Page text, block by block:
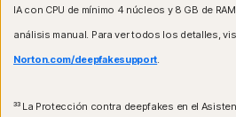
IA con CPU de mínimo 4 núcleos y 8 GB de
análisis manual. Para ver todos los detalles,
Norton.com/deepfakesupport
³³ La Protección contra deepfakes en el